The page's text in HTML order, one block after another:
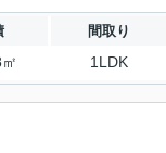
間取り
1LDK